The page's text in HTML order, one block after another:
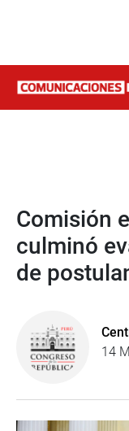
Comisión
culminó
de
14